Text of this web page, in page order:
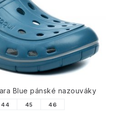
Blue pánské nazouváky
44 45 46